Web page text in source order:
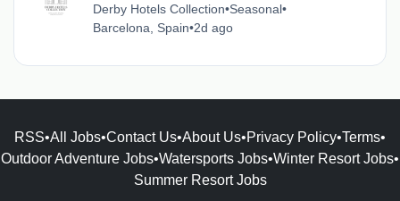
Derby Hotels Collection•Seasonal•
Barcelona, Spain•2d ago
RSS•All Jobs•Contact Us•About Us•Privacy Policy•Terms•
Outdoor Adventure Jobs•Watersports Jobs•Winter Resort Jobs•
Summer Resort Jobs